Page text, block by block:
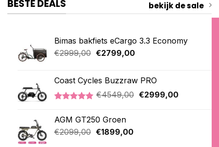
BESTE DEALS bekijk de sale
Bimas bakfiets eCargo 3.3 Economy
€2999,00 Oorspronkelijke
€2999,00.
€2799,00Huidige
€2799,00.
Coast Cycles Buzzraw PRO
5.00 op 5
gebaseerd
op
klantbeoordeling
€4549,00 Oorspronkelijke
€2999,00Huidige
AGM GT250 Groen
€2099,00 Oorspronkelijke
€1899,00Huidige